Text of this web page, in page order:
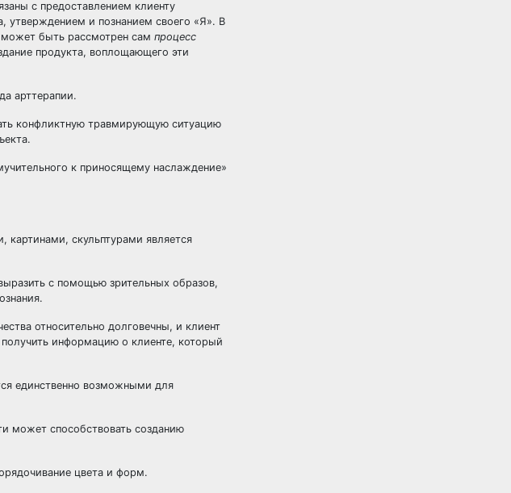
с предоставлением клиенту
утверждением и познанием своего «Я». В
быть рассмотрен сам процесс
продукта, воплощающего эти
арттерапии.
конфликтную травмирующую ситуацию
к приносящему наслаждение»
картинами, скульптурами является
с помощью зрительных образов,
относительно долговечны, и клиент
информацию о клиенте, который
единственно возможными для
может способствовать созданию
цвета и форм.